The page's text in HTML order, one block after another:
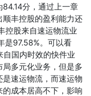
分，通过上一章
丰控股的盈利能力还
控股来自速运物流业
是97.58%。可以看
国内时效的快件业
多元化业务，但是多
速运物流，而速运物
成本居高不下，影响